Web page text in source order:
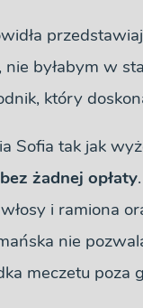
byłabym w
który
Sofia tak jak
żadnej opłaty
i ramiona
nie
meczetu poza